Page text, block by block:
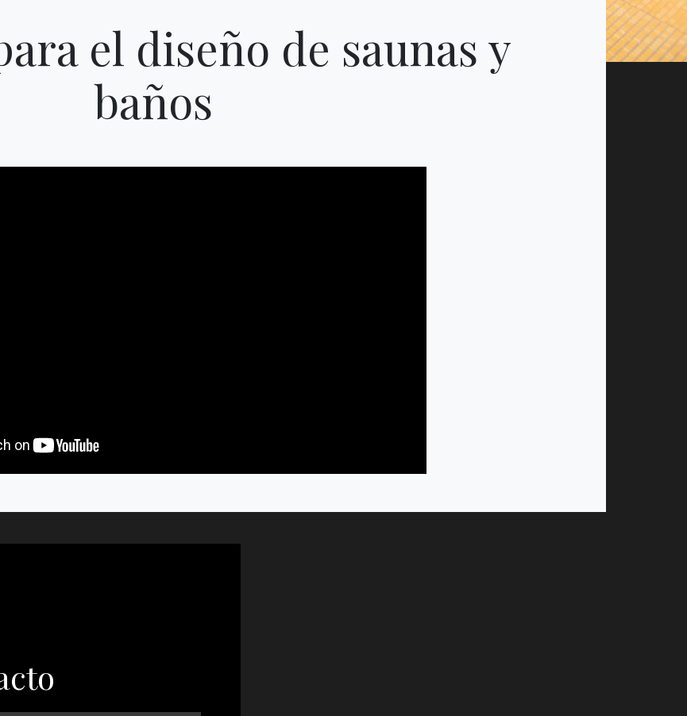
Categorías
el diseño de saunas y
baños